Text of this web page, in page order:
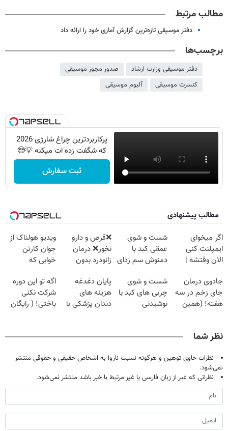
مطالب مرتبط
دفتر موسیقی تازه‌ترین گزارش آماری خود را ارائه داد
برچسب‌ها
دفتر موسیقی وزارت ارشاد
صدور مجوز موسیقی
کنسرت موسیقی
آلبوم موسیقی
پرکاربردترین چراغ شارژی 2026
که شگفت زده ات میکنه 💡😍
ثبت سفارش
مطالب پیشنهادی
اگر میخوای
ایمپلنت کنی
الان وقتشه |
میلیون تومان!!!
شست و شوی
عمقی کبد با
دمنوش سم زدای
❌قرص‌ و دارو
نخور❌ درمان
زانودرد بدون
ویدیو هولناک از
جوان کارتن
خوابی که
آموزش رایگان
جادوی درمان
جای زخم در سه
هفته! (همین
شست و شوی
چربی های کبد با
نوشیدنی
پایان دغدغه
هزینه های
دندان پزشکی با
اگه تو این دوره
شرکت نکنی
باختی! ( رایگان
نظر شما
نظرات حاوی توهین و هرگونه نسبت ناروا به اشخاص حقیقی و حقوقی منتشر
نمی‌شود.
نظراتی که غیر از زبان فارسی یا غیر مرتبط با خبر باشد منتشر نمی‌شود.